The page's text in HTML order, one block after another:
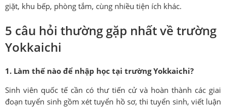
giặt, khu bếp, phòng tắm, cùng nhiều tiện ích khác.
5 câu hỏi thường gặp nhất về trường
Yokkaichi
1. Làm thế nào để nhập học tại trường Yokkaichi?
Sinh viên quốc tế cần có thư tiến cử và hoàn thành các giai
đoạn tuyển sinh gồm xét tuyển hồ sơ, thi tuyển sinh, viết luận